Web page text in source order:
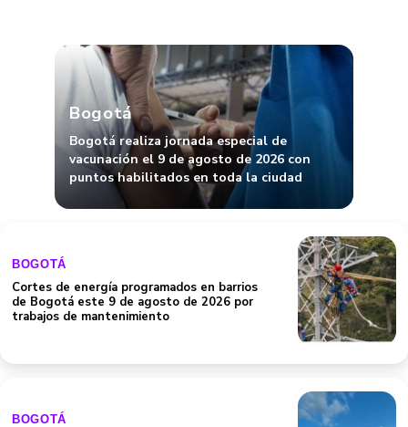
Bogotá
Bogotá realiza jornada especial de
vacunación el 9 de agosto de 2026 con
puntos habilitados en toda la ciudad
BOGOTÁ
Cortes de energía programados en barrios
de Bogotá este 9 de agosto de 2026 por
trabajos de mantenimiento
BOGOTÁ